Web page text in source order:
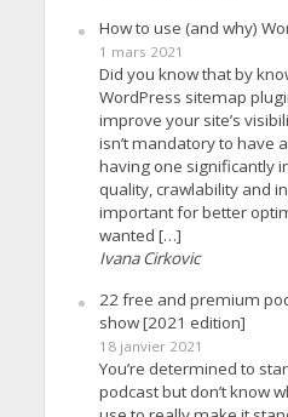
How to use (and why)
1 mars 2021
Did you know that by
WordPress sitemap
improve your site’s
isn’t mandatory to have
having one significantly
quality, crawlability and
important for better
wanted […]
Ivana Cirkovic
22 free and premium
show [2021 edition]
18 janvier 2021
You’re determined to
podcast but don’t know